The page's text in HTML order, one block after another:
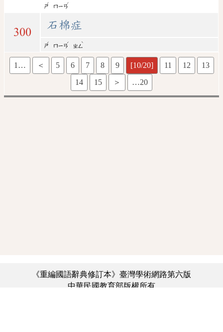
ㄕ
ˊ
ㄇㄧㄢ
ˊ
300
石棉症
ㄕ
ˊ
ㄇㄧㄢ
ˊ
ㄓㄥ
ˋ
1… ＜ 5 6 7 8 9 [10/20] 11 12
13
14
15 ＞ …20
《重編國語辭典修訂本》臺灣學術網路第六版
中華民國教育部版權所有